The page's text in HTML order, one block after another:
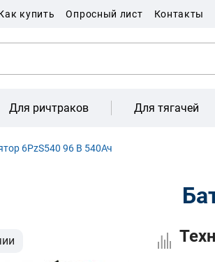
купить Опросный лист Контакты
Для ричтраков Для тягачей
6PzS540 96 В 540Ач